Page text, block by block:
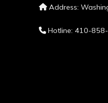
Address:
Hotline: 410-